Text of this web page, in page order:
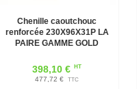
Chenille caoutchouc
renforcée 230X96X31P LA
PAIRE GAMME GOLD
398,10 € HT
477,72 € TTC